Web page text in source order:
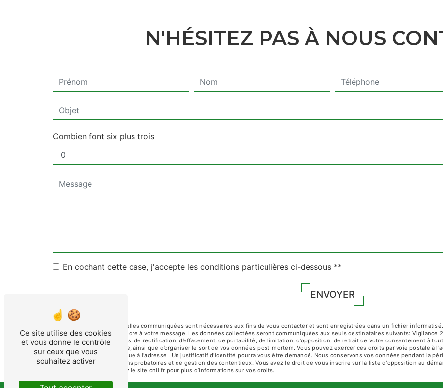
N'HÉSITEZ PAS À NOUS
Combien font six plus trois
En cochant cette case, j'accepte les conditions particulières ci-dessous **
ENVOYER
** Les données personnelles communiquées sont nécessaires aux fins de vous contacter et sont enregistrées dans un fichier
dans le seul but de répondre à votre message. Les données collectées seront communiquées aux seuls destinataires suivants: Vigilance
disposez de droits d’accès, de rectification, d’effacement, de portabilité, de limitation, d’opposition, de retrait de votre consentement à
d’une autorité de contrôle, ainsi que d’organiser le sort de vos données post-mortem. Vous pouvez exercer ces droits par voie postale à
ou par courrier électronique à l'adresse . Un justificatif d'identité pourra vous être demandé. Nous conservons vos données pendant la
prescription légale aux fins probatoires et de gestion des contentieux. Vous avez le droit de vous inscrire sur la liste d'opposition au
. Consultez le site cnil.fr pour plus d’informations sur vos droits.
Ce site utilise des cookies
et vous donne le contrôle
sur ceux que vous
souhaitez activer